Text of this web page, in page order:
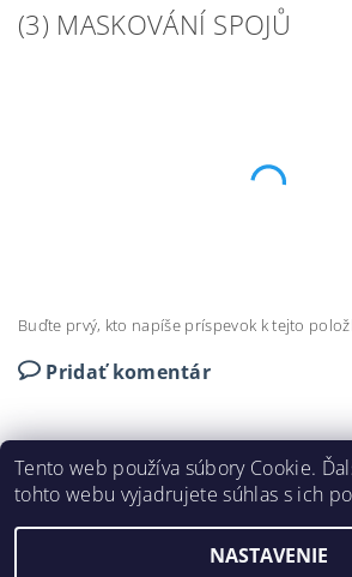
(3) MASKOVÁNÍ SPOJŮ
Buďte prvý, kto napíše príspevok k tejto
Pridať komentár
DEKORAČNÉ LIŠTY ©
Tento web používa súbory Cookie.
tohto webu vyjadrujete súhlas s ich
NASTAVENIE